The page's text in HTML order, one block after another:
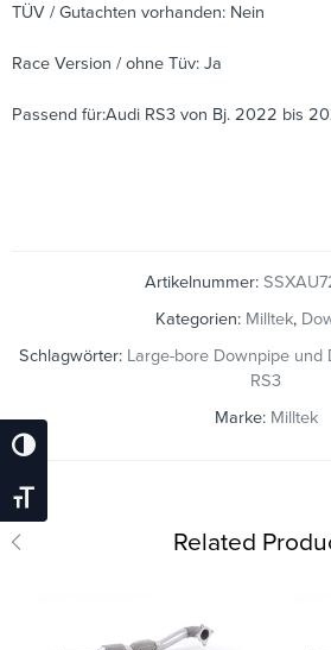
Umschalten Auf Hohe Kontraste
Schrift Vergrößern
TÜV / Gutachten vorhanden: Nein
Race Version / ohne Tüv: Ja
Passend für:Audi RS3 von Bj. 2022 bis
Artikelnummer:
Kategorien: Milltek,
Schlagwörter: Large-bore Downpipe und
RS3
Marke: Milltek
Related